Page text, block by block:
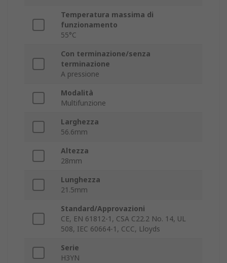
Temperatura massima di
funzionamento
55°C
Con terminazione/senza
terminazione
A pressione
Modalità
Multifunzione
Larghezza
56.6mm
Altezza
28mm
Lunghezza
21.5mm
Standard/Approvazioni
CE, EN 61812-1, CSA C22.2 No. 14, UL
508, IEC 60664-1, CCC, Lloyds
Serie
H3YN